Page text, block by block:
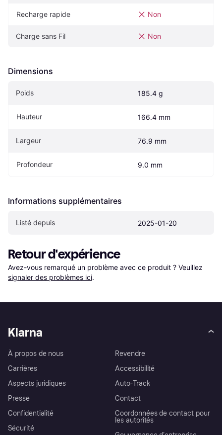
Recharge rapide Non
Charge sans Fil Non
Dimensions
Poids 185.4 g
Hauteur 166.4 mm
Largeur 76.9 mm
Profondeur 9.0 mm
Informations supplémentaires
Listé depuis 2025-01-20
Retour d'expérience
Avez-vous remarqué un problème avec ce produit ? Veuillez
signaler des problèmes ici.
Klarna
À propos de nous
Carrières
Aspects juridiques
Presse
Confidentialité
Sécurité
Revendre
Accessibilité
Auto-Track
Contact
Coordonnées de contact pour
les autorités